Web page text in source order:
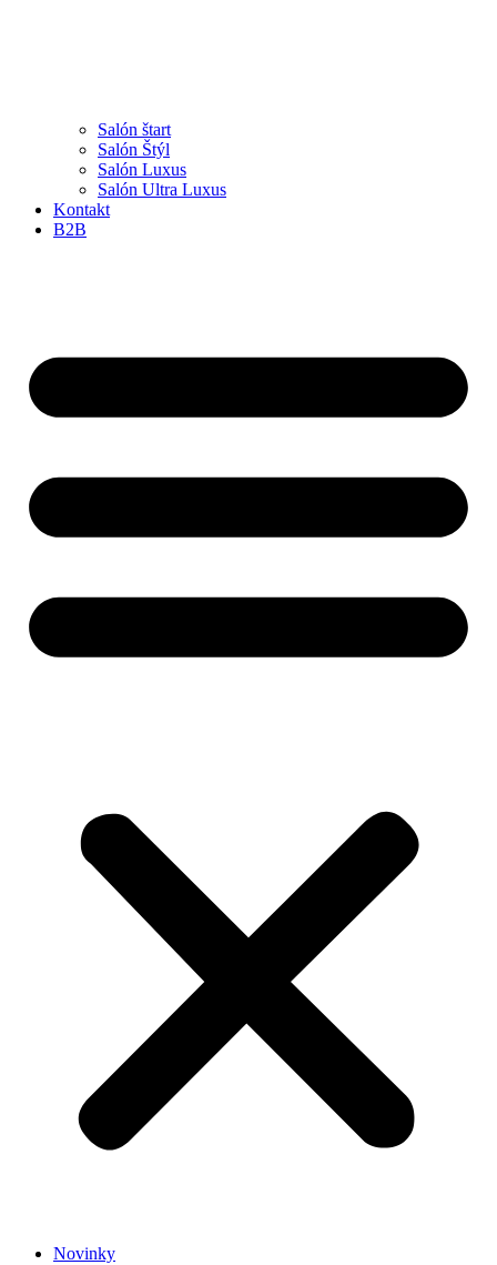
Salón štart
Salón Štýl
Salón Luxus
Salón Ultra Luxus
Kontakt
B2B
Novinky